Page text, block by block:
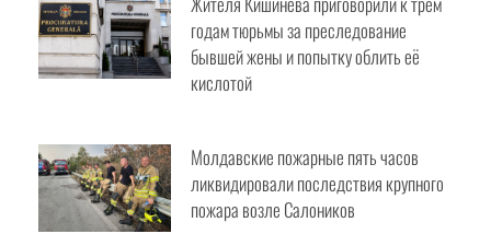
Жителя Кишинёва приговорили к
трём годам тюрьмы за преследование
бывшей жены и попытку облить её
кислотой
Молдавские пожарные пять часов
ликвидировали последствия
крупного пожара возле Салоников